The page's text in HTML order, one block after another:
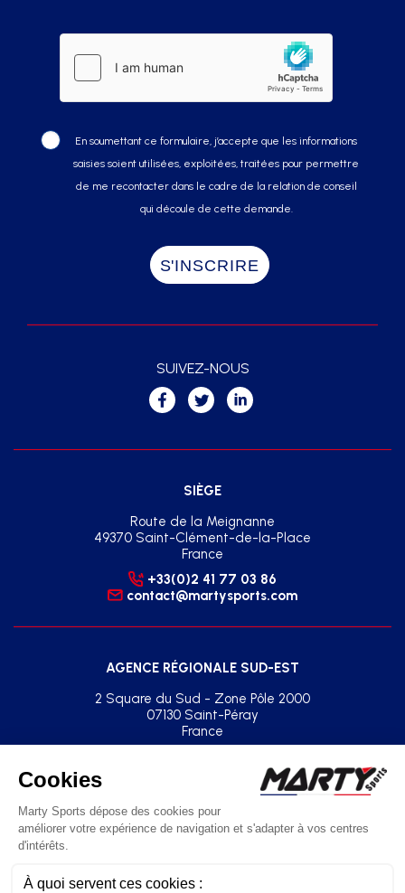
En soumettant ce formulaire, j’accepte que les informations
saisies soient utilisées, exploitées, traitées pour permettre
de me recontacter dans le cadre de la relation de conseil
qui découle de cette demande.
SIÈGE
Route de la Meignanne
49370 Saint-Clément-de-la-Place
France
+33(0)2 41 77 03 86
contact@martysports.com
AGENCE RÉGIONALE SUD-EST
2 Square du Sud - Zone Pôle 2000
07130 Saint-Péray
France
agence.sud.est@martysports.com
SUIVEZ-NOUS